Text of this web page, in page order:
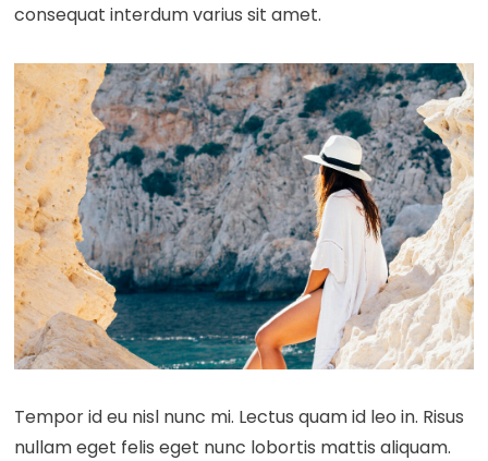
consequat interdum varius sit amet.
Tempor id eu nisl nunc mi. Lectus quam id leo in. Risus
nullam eget felis eget nunc lobortis mattis aliquam.